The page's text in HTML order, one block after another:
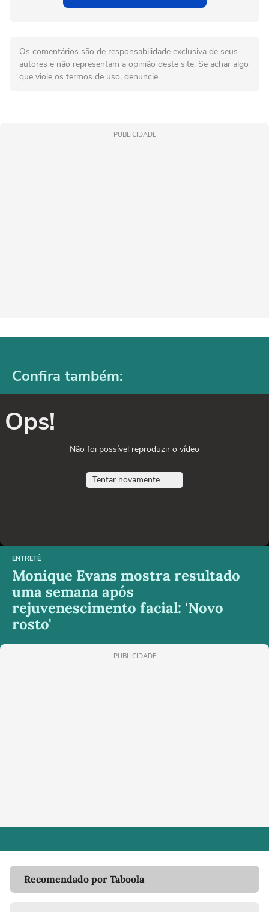
Os comentários são de responsabilidade exclusiva de seus
autores e não representam a opinião deste site. Se achar algo
que viole os termos de uso, denuncie.
PUBLICIDADE
Confira também:
Ops!
Não foi possível reproduzir o vídeo
Tentar novamente
ENTRETÊ
Monique Evans mostra resultado
uma semana após
rejuvenescimento facial: 'Novo
rosto'
PUBLICIDADE
Recomendado por Taboola